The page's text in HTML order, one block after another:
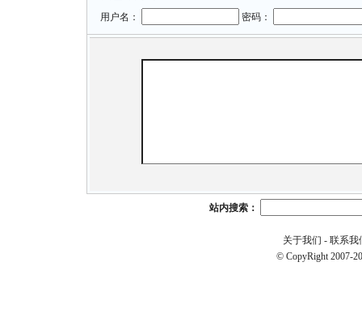
用户名： 密码：
站内搜索：
关于我们 - 联系我
© CopyRight 2007-